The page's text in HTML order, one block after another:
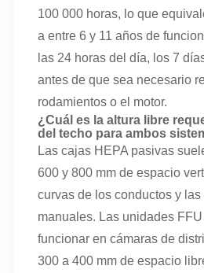
100 000 horas, lo que
a entre 6 y 11 años de
las 24 horas del día, los 7
antes de que sea necesario
rodamientos o el motor.
¿Cuál es la altura libre
del techo para ambos
Las cajas HEPA pasivas
600 y 800 mm de espacio
curvas de los conductos y
manuales. Las unidades
funcionar en cámaras de
300 a 400 mm de espacio